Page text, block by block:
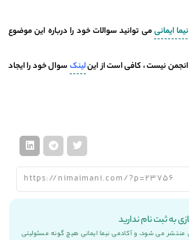
ایمانیمی توانید سوالات خود را درباره این موضوع
نیست ، کافی است از اینلینک سوال خود را ایجاد
به ثبت نام ندارید
منتشر می شود، و آکادمی نیما ایمانی هیچ گونه مسئولیتی